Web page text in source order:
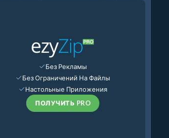
Без Рекламы
Без Ограничений На Файлы
Настольные Приложения
ПОЛУЧИТЬ PRO